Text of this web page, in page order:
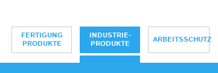
Telle GmbH
FERTIGUNG
PRODUKTE
INDUSTRIE-
PRODUKTE
ARBEITSSCHUTZ